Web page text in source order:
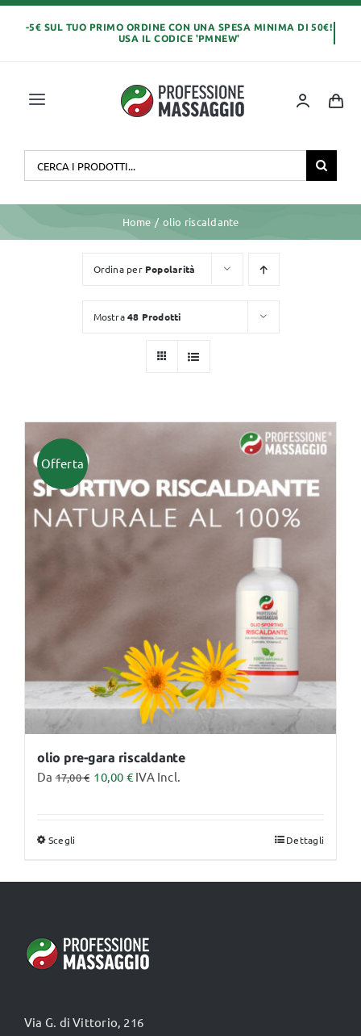
Salta
Toggle
Categorie
Professionisti Certificati
Cerca
per:
Home olio riscaldante
Ordina per Popolarità
Mostra48 Prodotti
Offerta
olio pre-gara riscaldante
Da17,00€ 10,00 €IVA Incl.
Scegli
Le
essere
Dettagli
Via G. di Vittorio, 216